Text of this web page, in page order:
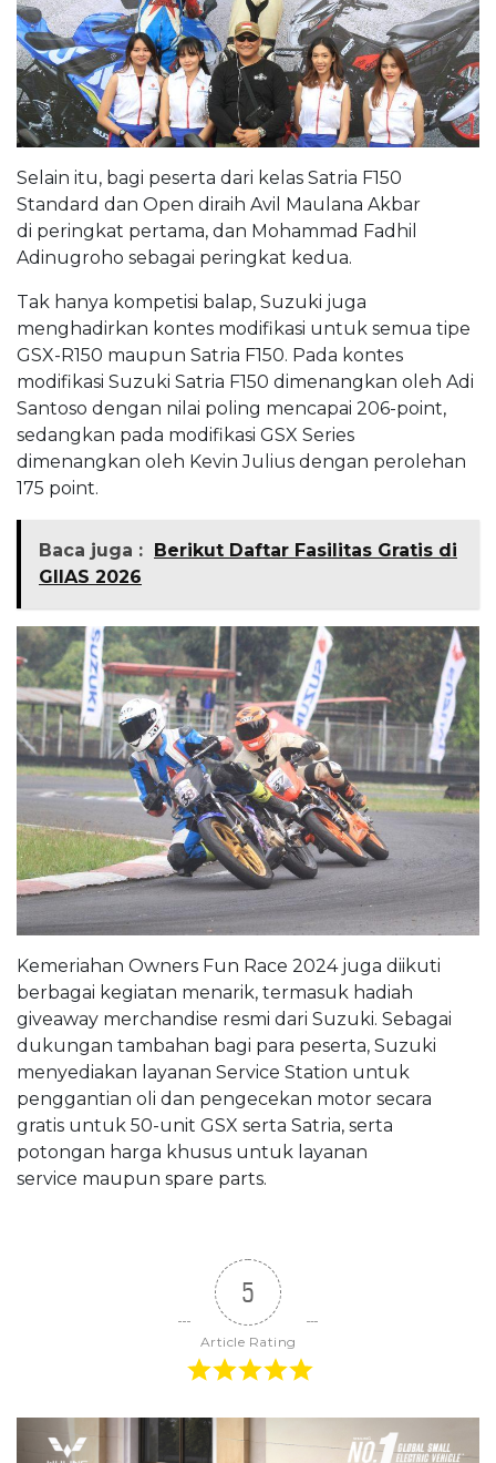
Selain itu, bagi peserta dari kelas Satria F150
Standard dan Open diraih Avil Maulana Akbar
di peringkat pertama, dan Mohammad Fadhil
Adinugroho sebagai peringkat kedua.
Tak hanya kompetisi balap, Suzuki juga
menghadirkan kontes modifikasi untuk semua tipe
GSX-R150 maupun Satria F150. Pada kontes
modifikasi Suzuki Satria F150 dimenangkan oleh Adi
Santoso dengan nilai poling mencapai 206-point,
sedangkan pada modifikasi GSX Series
dimenangkan oleh Kevin Julius dengan perolehan
175 point.
Baca juga : Berikut Daftar Fasilitas Gratis di
GIIAS 2026
Kemeriahan Owners Fun Race 2024 juga diikuti
berbagai kegiatan menarik, termasuk hadiah
giveaway merchandise resmi dari Suzuki. Sebagai
dukungan tambahan bagi para peserta, Suzuki
menyediakan layanan Service Station untuk
penggantian oli dan pengecekan motor secara
gratis untuk 50-unit GSX serta Satria, serta
potongan harga khusus untuk layanan
service maupun spare parts.
5
Article Rating